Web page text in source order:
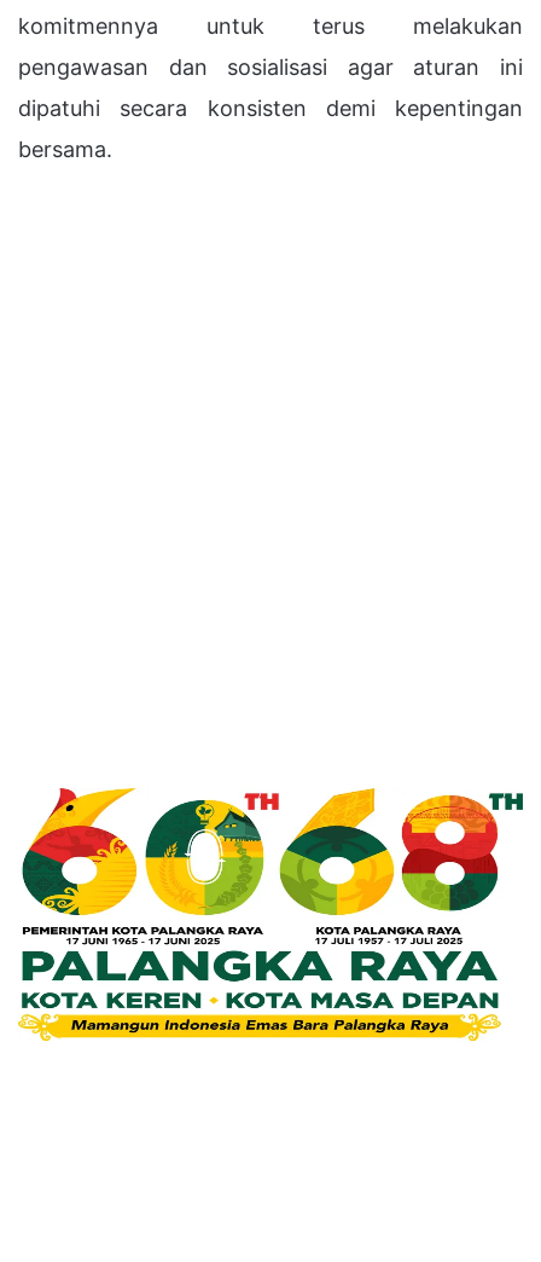
komitmennya untuk terus melakukan
pengawasan dan sosialisasi agar aturan ini
dipatuhi secara konsisten demi kepentingan
bersama.